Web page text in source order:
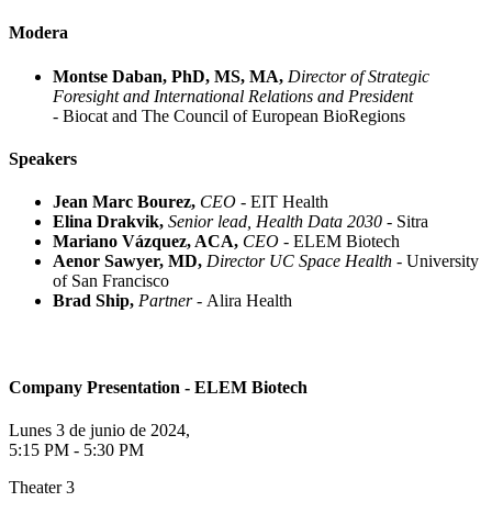
Modera
Montse Daban, PhD, MS, MA, Director of Strategic
Foresight and International Relations and President
- Biocat and The Council of European BioRegions
Speakers
Jean Marc Bourez, CEO - EIT Health
Elina Drakvik, Senior lead, Health Data 2030 - Sitra
Mariano Vázquez, ACA, CEO - ELEM Biotech
Aenor Sawyer, MD, Director UC Space Health - University
of San Francisco
Brad Ship, Partner - Alira Health
Company Presentation - ELEM Biotech
Lunes 3 de junio de 2024,
5:15 PM - 5:30 PM
Theater 3